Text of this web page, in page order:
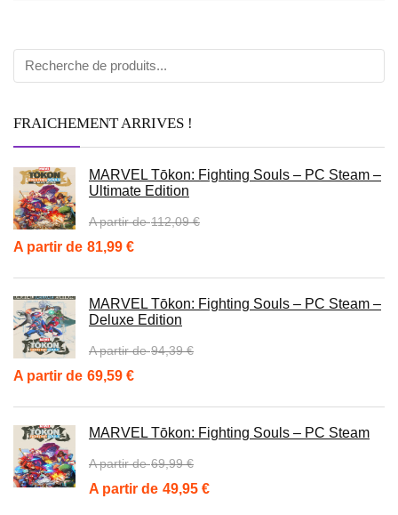
FRAICHEMENT ARRIVES !
MARVEL Tōkon: Fighting Souls – PC Steam –
Ultimate Edition
112,09€
Le
initial
était :
112,09 €.
81,99 €Le
actuel
est :
81,99 €.
MARVEL Tōkon: Fighting Souls – PC Steam –
Deluxe Edition
94,39€
Le
initial
était :
94,39 €.
69,59 €Le
actuel
69,59 €.
MARVEL Tōkon: Fighting Souls – PC Steam
69,99€
Le
49,95 €Le